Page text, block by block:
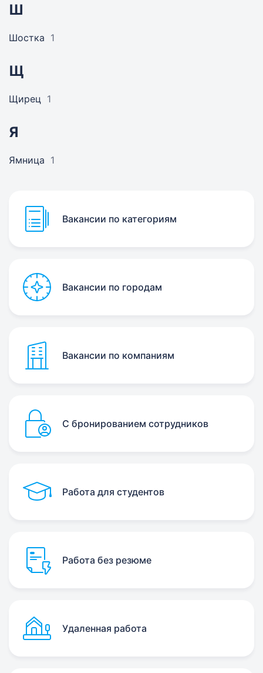
Ш
Шостка 1
Щ
Щирец 1
Я
Ямница 1
Вакансии по категориям
Вакансии по городам
Вакансии по компаниям
С бронированием сотрудников
Работа для студентов
Работа без резюме
Удаленная работа